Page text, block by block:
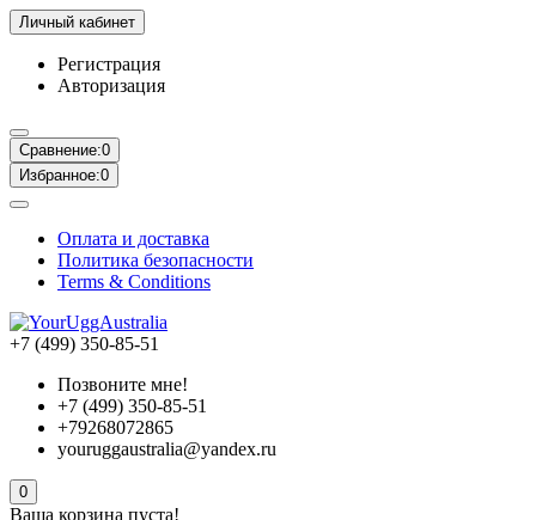
Личный кабинет
Регистрация
Авторизация
Сравнение:0
Избранное:0
Оплата и доставка
Политика безопасности
Terms & Conditions
+7 (499) 350-85-51
Позвоните мне!
+7 (499) 350-85-51
+79268072865
youruggaustralia@yandex.ru
0
Ваша корзина пуста!